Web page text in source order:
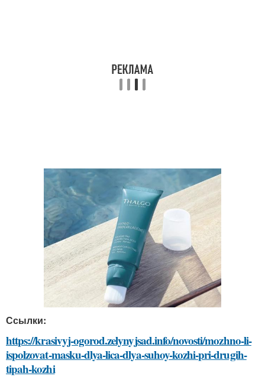
Ссылки:
https://krasivyj-ogorod.zelynyjsad.info/novosti/mozhno-li-
ispolzovat-masku-dlya-lica-dlya-suhoy-kozhi-pri-drugih-
tipah-kozhi